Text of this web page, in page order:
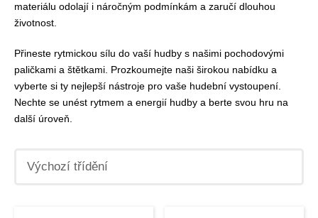
materiálu odolají i náročným podmínkám a zaručí dlouhou
životnost.
Přineste rytmickou sílu do vaší hudby s našimi pochodovými
paličkami a štětkami. Prozkoumejte naši širokou nabídku a
vyberte si ty nejlepší nástroje pro vaše hudební vystoupení.
Nechte se unést rytmem a energií hudby a berte svou hru na
další úroveň.